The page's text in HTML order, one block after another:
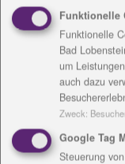
Uhr und sind
Angeboten
im hohen Alter
selbständiges
auf
Sozialstation und
Funktionelle
Funktionelle
Bad
um
auch dazu
Zweck:
Google Tag
Steuerung